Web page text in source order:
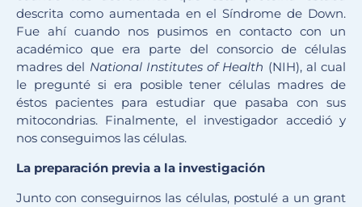
descrita como aumentada en el Síndrome de Down.
Fue ahí cuando nos pusimos en contacto con un
académico que era parte del consorcio de células
madres del National Institutes of Health (NIH), al cual
le pregunté si era posible tener células madres de
éstos pacientes para estudiar que pasaba con sus
mitocondrias. Finalmente, el investigador accedió y
nos conseguimos las células.
La preparación previa a la investigación
Junto con conseguirnos las células, postulé a un grant